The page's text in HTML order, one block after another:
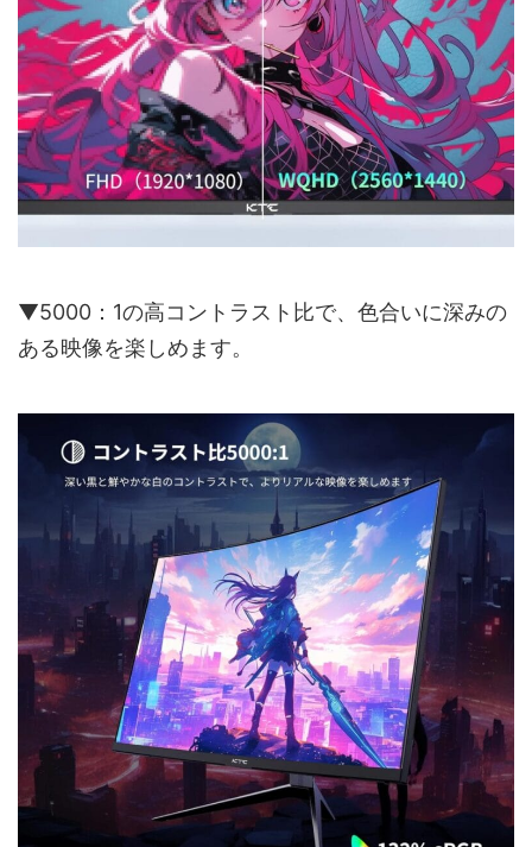
▼5000：1の高コントラスト比で、色合いに深みの
ある映像を楽しめます。